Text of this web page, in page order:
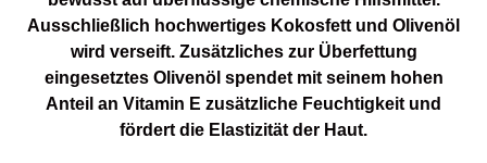
guten
Schuß
Olivenöl
für
Deine
Ausschließlich hochwertiges Kokosfett und Olivenöl
wird verseift. Zusätzliches zur Überfettung
eingesetztes Olivenöl spendet mit seinem hohen
Anteil an Vitamin E zusätzliche Feuchtigkeit und
fördert die Elastizität der Haut.